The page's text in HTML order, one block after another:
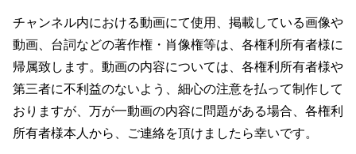
チャンネル内における動画にて使用、掲載している画像や
動画、台詞などの著作権・肖像権等は、各権利所有者様に
帰属致します。動画の内容については、各権利所有者様や
第三者に不利益のないよう、細心の注意を払って制作して
おりますが、万が一動画の内容に問題がある場合、各権利
所有者様本人から、ご連絡を頂けましたら幸いです。